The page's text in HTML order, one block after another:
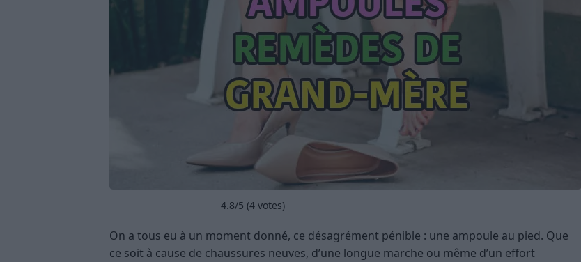
4.8/5 (4 votes)
On a tous eu à un moment donné, ce désagrément pénible : une ampoule au pied. Que
ce soit à cause de chaussures neuves, d’une longue marche ou même d’un effort